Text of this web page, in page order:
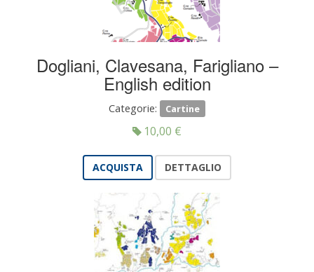
Dogliani, Clavesana, Farigliano –
English edition
Categorie: Cartine
10,00 €
ACQUISTA DETTAGLIO